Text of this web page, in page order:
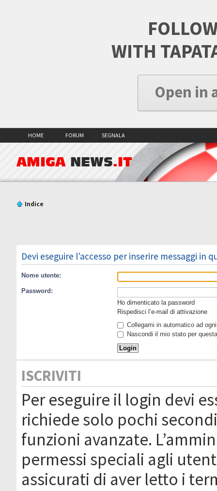
WITH
Open in
HOME FORUM SEGNALA
AMIGA NEWS.IT
Indice
Devi eseguire l’accesso per inserire messaggi in
Nome utente:
Password:
Ho dimenticato la password
Rispedisci l’e-mail di attivazione
Collegami in automatico ad
Nascondi il mio stato per
ISCRIVITI
Per eseguire il login devi
richiede solo pochi
funzioni avanzate.
permessi speciali agli
assicurati di aver letto i